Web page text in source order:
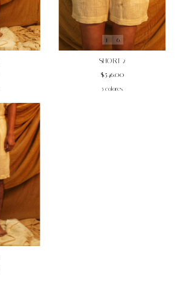
1 6
SHORT 2
$546.00
5 colores